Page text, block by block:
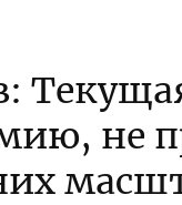
не